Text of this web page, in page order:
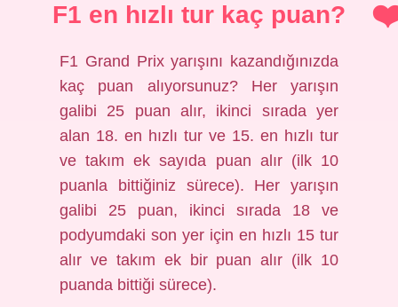
F1 en hızlı tur kaç puan?
F1 Grand Prix yarışını kazandığınızda
kaç puan alıyorsunuz? Her yarışın
galibi 25 puan alır, ikinci sırada yer
alan 18. en hızlı tur ve 15. en hızlı tur
ve takım ek sayıda puan alır (ilk 10
puanla bittiğiniz sürece). Her yarışın
galibi 25 puan, ikinci sırada 18 ve
podyumdaki son yer için en hızlı 15 tur
alır ve takım ek bir puan alır (ilk 10
puanda bittiği sürece).